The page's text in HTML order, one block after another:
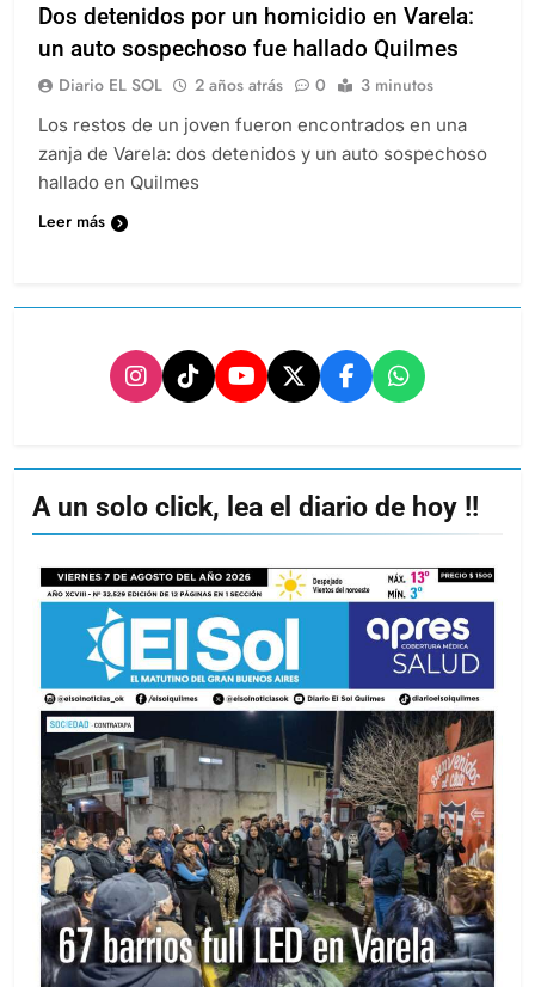
Dos detenidos por un homicidio en Varela:
un auto sospechoso fue hallado Quilmes
Diario EL SOL 2 años atrás 0 3 minutos
Los restos de un joven fueron encontrados en una
zanja de Varela: dos detenidos y un auto sospechoso
hallado en Quilmes
Leer más
A un solo click, lea el diario de hoy !!